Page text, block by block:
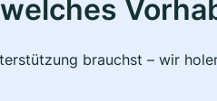
brauchst – wir